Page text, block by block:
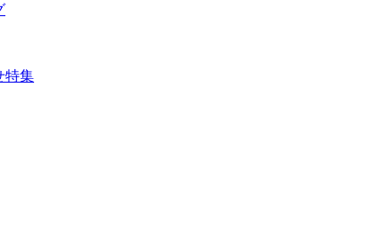
特集